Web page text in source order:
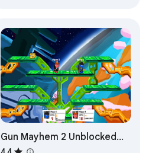
Gun Mayhem 2 Unblocked